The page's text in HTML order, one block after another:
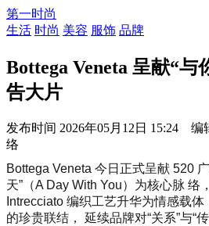
第一时尚
生活 时尚 美容 服饰 品牌
Bottega Veneta 呈献“与
告大片
发布时间 2026年05月12日 15:24
络
Bottega Veneta 今日正式呈献 520
天”（A Day With You）为核心脉 络
Intrecciato 编织工艺升华为情感载
的珍贵联结， 延续品牌对“关系”与“